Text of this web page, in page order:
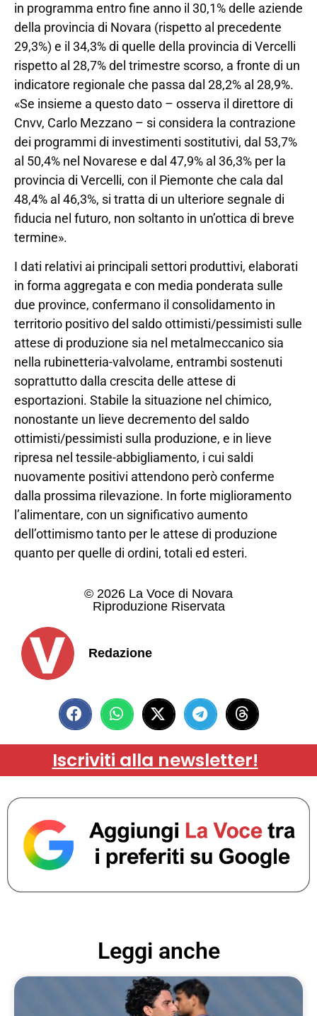
in programma entro fine anno il 30,1% delle aziende
della provincia di Novara (rispetto al precedente
29,3%) e il 34,3% di quelle della provincia di Vercelli
rispetto al 28,7% del trimestre scorso, a fronte di un
indicatore regionale che passa dal 28,2% al 28,9%.
«Se insieme a questo dato – osserva il direttore di
Cnvv, Carlo Mezzano – si considera la contrazione
dei programmi di investimenti sostitutivi, dal 53,7%
al 50,4% nel Novarese e dal 47,9% al 36,3% per la
provincia di Vercelli, con il Piemonte che cala dal
48,4% al 46,3%, si tratta di un ulteriore segnale di
fiducia nel futuro, non soltanto in un’ottica di breve
termine».
I dati relativi ai principali settori produttivi, elaborati
in forma aggregata e con media ponderata sulle
due province, confermano il consolidamento in
territorio positivo del saldo ottimisti/pessimisti sulle
attese di produzione sia nel metalmeccanico sia
nella rubinetteria-valvolame, entrambi sostenuti
soprattutto dalla crescita delle attese di
esportazioni. Stabile la situazione nel chimico,
nonostante un lieve decremento del saldo
ottimisti/pessimisti sulla produzione, e in lieve
ripresa nel tessile-abbigliamento, i cui saldi
nuovamente positivi attendono però conferme
dalla prossima rilevazione. In forte miglioramento
l’alimentare, con un significativo aumento
dell’ottimismo tanto per le attese di produzione
quanto per quelle di ordini, totali ed esteri.
© 2026 La Voce di Novara
Riproduzione Riservata
Redazione
Iscriviti alla newsletter!
Leggi anche